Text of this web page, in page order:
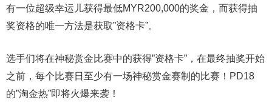
有一位超级幸运儿获得最低MYR200,000的奖金，而获得抽
奖资格的唯一方法是获取”资格卡”。
选手们将在神秘赏金比赛中的获得”资格卡”，在最终抽奖开始
之前，每个比赛日至少有一场神秘赏金赛制的比赛！PD18
的”淘金热”即将火爆来袭！